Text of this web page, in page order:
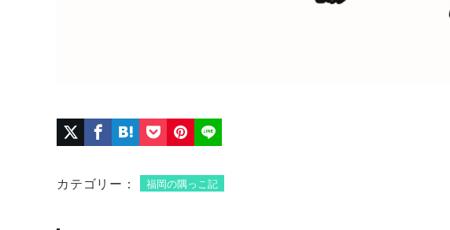
カテゴリー： 福岡の隅っこ記